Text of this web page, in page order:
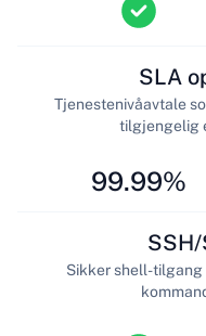
99.99%
SLA
Tjenestenivåavtale
tilgjengelig
Sikker shell-